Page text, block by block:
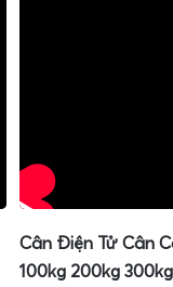
Cân Điện Tử Cân
100kg 200kg